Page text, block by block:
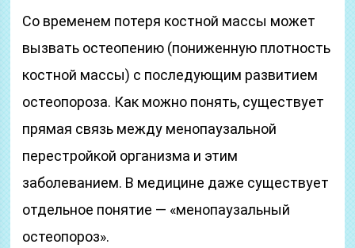
Со временем потеря костной массы может
вызвать остеопению (пониженную плотность
костной массы) с последующим развитием
остеопороза. Как можно понять, существует
прямая связь между менопаузальной
перестройкой организма и этим
заболеванием. В медицине даже существует
отдельное понятие — «менопаузальный
остеопороз».